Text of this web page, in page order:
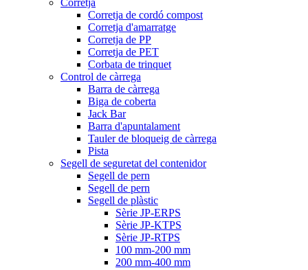
Corretja
Corretja de cordó compost
Corretja d'amarratge
Corretja de PP
Corretja de PET
Corbata de trinquet
Control de càrrega
Barra de càrrega
Biga de coberta
Jack Bar
Barra d'apuntalament
Tauler de bloqueig de càrrega
Pista
Segell de seguretat del contenidor
Segell de pern
Segell de pern
Segell de plàstic
Sèrie JP-ERPS
Sèrie JP-KTPS
Sèrie JP-RTPS
100 mm-200 mm
200 mm-400 mm